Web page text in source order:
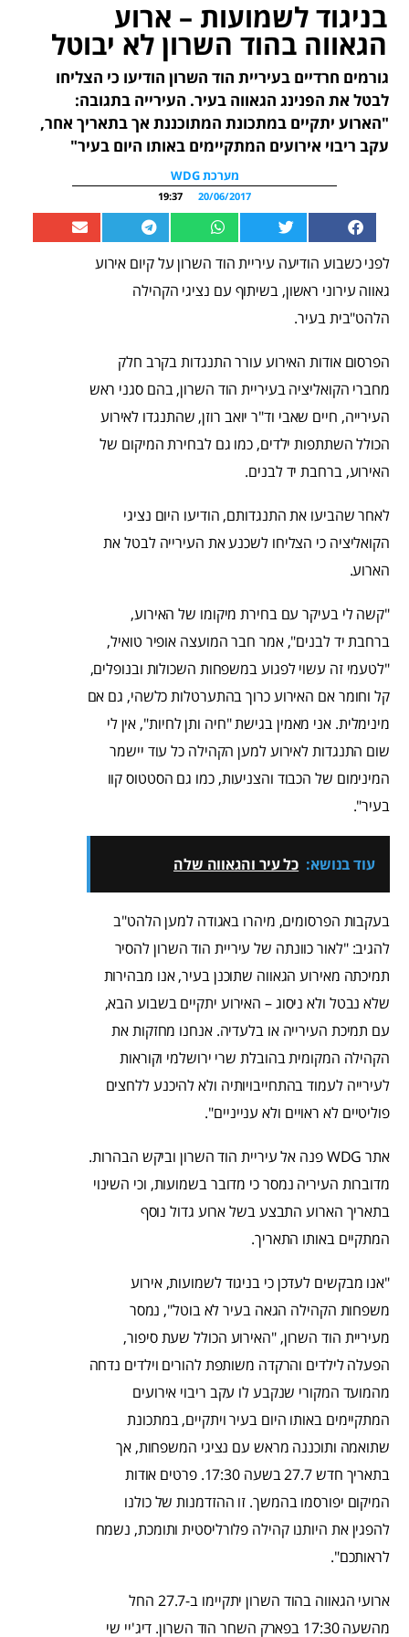
בניגוד לשמועות – ארוע
הגאווה בהוד השרון לא יבוטל
גורמים חרדיים בעיריית הוד השרון הודיעו כי הצליחו
לבטל את הפנינג הגאווה בעיר. העירייה בתגובה:
"הארוע יתקיים במתכונת המתוכננת אך בתאריך אחר,
עקב ריבוי אירועים המתקיימים באותו היום בעיר"
מערכת WDG
20/06/2017
19:37
לפני כשבוע הודיעה עיריית הוד השרון על קיום אירוע
גאווה עירוני ראשון, בשיתוף עם נציגי הקהילה
הלהט"בית בעיר.
הפרסום אודות האירוע עורר התנגדות בקרב חלק
מחברי הקואליציה בעיריית הוד השרון, בהם סגני ראש
העירייה, חיים שאבי וד"ר יואב רוזן, שהתנגדו לאירוע
הכולל השתתפות ילדים, כמו גם לבחירת המיקום של
האירוע, ברחבת יד לבנים.
לאחר שהביעו את התנגדותם, הודיעו היום נציגי
הקואליציה כי הצליחו לשכנע את העירייה לבטל את
הארוע.
"קשה לי בעיקר עם בחירת מיקומו של האירוע,
ברחבת יד לבנים", אמר חבר המועצה אופיר טואיל,
"לטעמי זה עשוי לפגוע במשפחות השכולות ובנופלים,
קל וחומר אם האירוע כרוך בהתערטלות כלשהי, גם אם
מינימלית. אני מאמין בגישת "חיה ותן לחיות", אין לי
שום התנגדות לאירוע למען הקהילה כל עוד יישמר
המינימום של הכבוד והצניעות, כמו גם הסטטוס קוו
בעיר".
עוד בנושא: כל עיר והגאווה שלה
בעקבות הפרסומים, מיהרו באגודה למען הלהט"ב
להגיב: "לאור כוונתה של עיריית הוד השרון להסיר
תמיכתה מאירוע הגאווה שתוכנן בעיר, אנו מבהירות
שלא נבטל ולא ניסוג – האירוע יתקיים בשבוע הבא,
עם תמיכת העירייה או בלעדיה. אנחנו מחזקות את
הקהילה המקומית בהובלת שרי ירושלמי וקוראות
לעירייה לעמוד בהתחייבויותיה ולא להיכנע ללחצים
פוליטיים לא ראויים ולא ענייניים".
אתר WDG פנה אל עיריית הוד השרון וביקש הבהרות.
מדוברות העיריה נמסר כי מדובר בשמועות, וכי השינוי
בתאריך הארוע התבצע בשל ארוע גדול נוסף
המתקיים באותו התאריך.
"אנו מבקשים לעדכן כי בניגוד לשמועות, אירוע
משפחות הקהילה הגאה בעיר לא בוטל", נמסר
מעיריית הוד השרון, "האירוע הכולל שעת סיפור,
הפעלה לילדים והרקדה משותפת להורים וילדים נדחה
מהמועד המקורי שנקבע לו עקב ריבוי אירועים
המתקיימים באותו היום בעיר ויתקיים, במתכונת
שתואמה ותוכננה מראש עם נציגי המשפחות, אך
בתאריך חדש 27.7 בשעה 17:30. פרטים אודות
המיקום יפורסמו בהמשך. זו ההזדמנות של כולנו
להפגין את היותנו קהילה פלורליסטית ותומכת, נשמח
לראותכם".
ארועי הגאווה בהוד השרון יתקיימו ב-27.7 החל
מהשעה 17:30 בפארק השחר הוד השרון. דיג'יי שי